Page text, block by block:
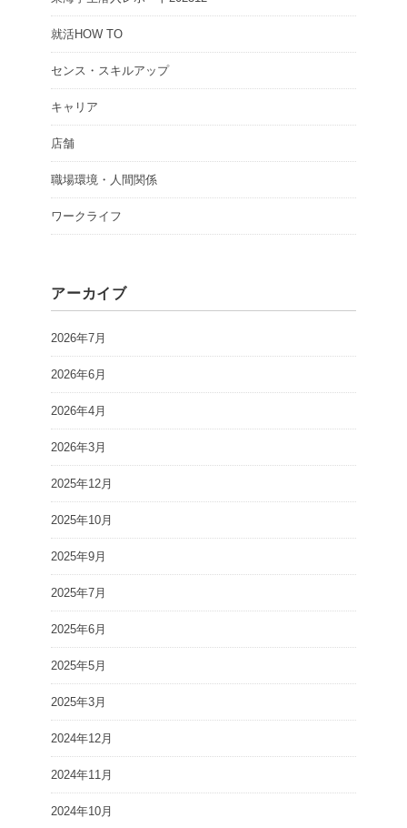
就活HOW TO
センス・スキルアップ
キャリア
店舗
職場環境・人間関係
ワークライフ
アーカイブ
2026年7月
2026年6月
2026年4月
2026年3月
2025年12月
2025年10月
2025年9月
2025年7月
2025年6月
2025年5月
2025年3月
2024年12月
2024年11月
2024年10月